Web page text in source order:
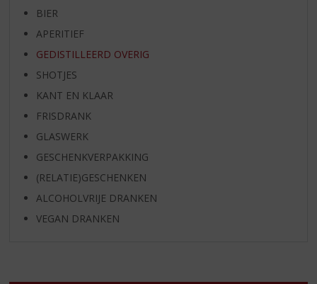
BIER
APERITIEF
GEDISTILLEERD OVERIG
SHOTJES
KANT EN KLAAR
FRISDRANK
GLASWERK
GESCHENKVERPAKKING
(RELATIE)GESCHENKEN
ALCOHOLVRIJE DRANKEN
VEGAN DRANKEN